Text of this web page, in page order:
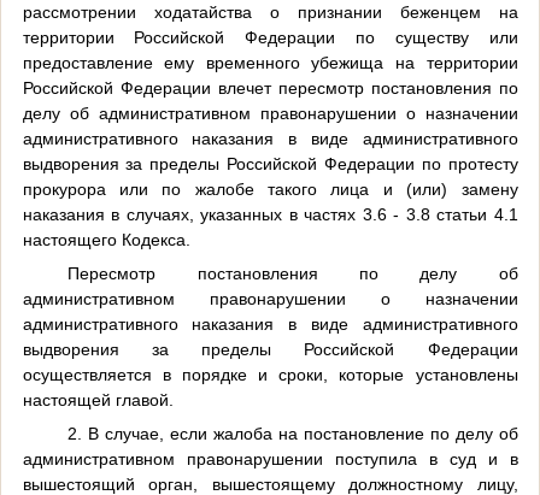
рассмотрении ходатайства о признании беженцем на
территории Российской Федерации по существу или
предоставление ему временного убежища на территории
Российской Федерации влечет пересмотр постановления по
делу об административном правонарушении о назначении
административного наказания в виде административного
выдворения за пределы Российской Федерации по протесту
прокурора или по жалобе такого лица и (или) замену
наказания в случаях, указанных в частях 3.6 - 3.8 статьи 4.1
настоящего Кодекса.
Пересмотр постановления по делу об
административном правонарушении о назначении
административного наказания в виде административного
выдворения за пределы Российской Федерации
осуществляется в порядке и сроки, которые установлены
настоящей главой.
2. В случае, если жалоба на постановление по делу об
административном правонарушении поступила в суд и в
вышестоящий орган, вышестоящему должностному лицу,